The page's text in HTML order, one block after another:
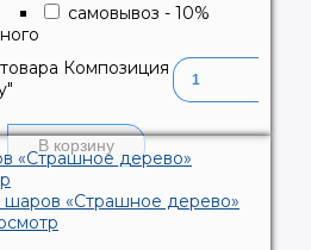
самовывоз -10%
Композиция
В корзину